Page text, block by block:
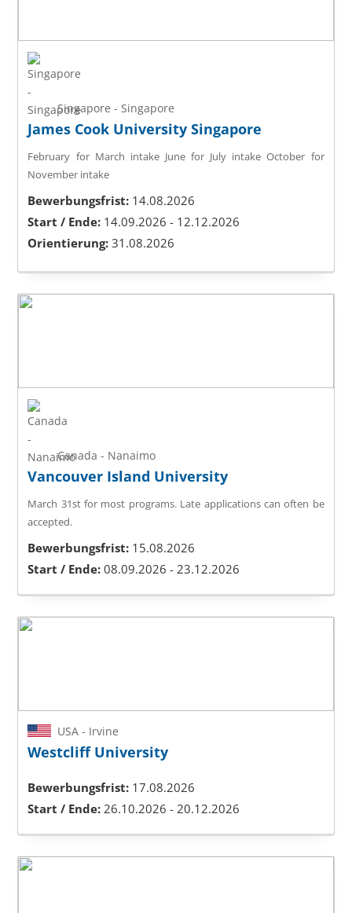
Singapore - Singapore
James Cook University Singapore
February for March intakeJune for July intake October for
November intake
Bewerbungsfrist: 14.08.2026
Start / Ende: 14.09.2026 - 12.12.2026
Orientierung: 31.08.2026
Canada - Nanaimo
Vancouver Island University
March 31st for most programs. Late applications can often be
accepted.
Bewerbungsfrist: 15.08.2026
Start / Ende: 08.09.2026 - 23.12.2026
USA - Irvine
Westcliff University
Bewerbungsfrist: 17.08.2026
Start / Ende: 26.10.2026 - 20.12.2026